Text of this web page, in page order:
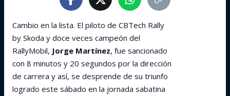
Cambio en la lista. El piloto de CBTech Rally
by Skoda y doce veces campeón del
RallyMobil, Jorge Martínez, fue sancionado
con 8 minutos y 20 segundos por la dirección
de carrera y así, se desprende de su triunfo
logrado este sábado en la jornada sabatina